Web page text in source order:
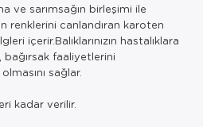
ve sarımsağın birleşimi ile
renklerini canlandıran karoten
içerir.Balıklarınızın hastalıklara
bağırsak faaliyetlerini
sağlar.
kadar verilir.